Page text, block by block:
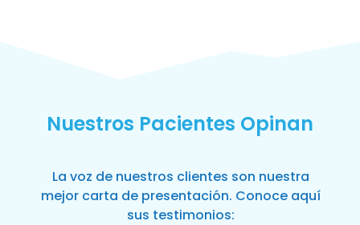
Nuestros Pacientes Opinan
La voz de nuestros clientes son nuestra
mejor carta de presentación. Conoce aquí
sus testimonios: